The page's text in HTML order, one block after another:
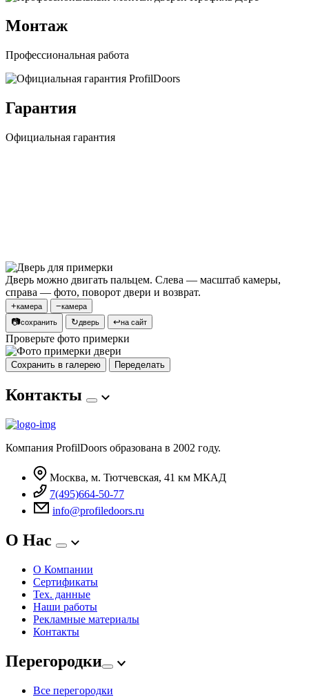
Монтаж
Профессиональная работа
Гарантия
Официальная гарантия
Дверь можно двигать пальцем. Слева — масштаб камеры,
справа — фото, поворот двери и возврат.
+камера −камера
📷сохранить ↻дверь ↩на сайт
Проверьте фото примерки
Сохранить в галерею Переделать
Контакты
Компания ProfilDoors образована в 2002 году.
Москва, м. Тютчевская, 41 км МКАД
7(495)664-50-77
info@profiledoors.ru
О Нас
О Компании
Сертификаты
Тех. данные
Наши работы
Рекламные материалы
Контакты
Перегородки
Все перегородки